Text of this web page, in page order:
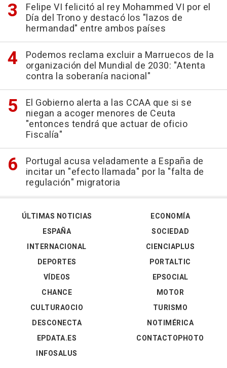
Felipe VI felicitó al rey Mohammed VI por el
Día del Trono y destacó los "lazos de
hermandad" entre ambos países
Podemos reclama excluir a Marruecos de la
organización del Mundial de 2030: "Atenta
contra la soberanía nacional"
El Gobierno alerta a las CCAA que si se
niegan a acoger menores de Ceuta
"entonces tendrá que actuar de oficio
Fiscalía"
Portugal acusa veladamente a España de
incitar un "efecto llamada" por la "falta de
regulación" migratoria
ÚLTIMAS NOTICIAS
ESPAÑA
INTERNACIONAL
DEPORTES
VÍDEOS
ECONOMÍA
SOCIEDAD
CIENCIAPLUS
PORTALTIC
EPSOCIAL
CHANCE
CULTURAOCIO
DESCONECTA
EPDATA.ES
INFOSALUS
MOTOR
TURISMO
NOTIMÉRICA
CONTACTOPHOTO